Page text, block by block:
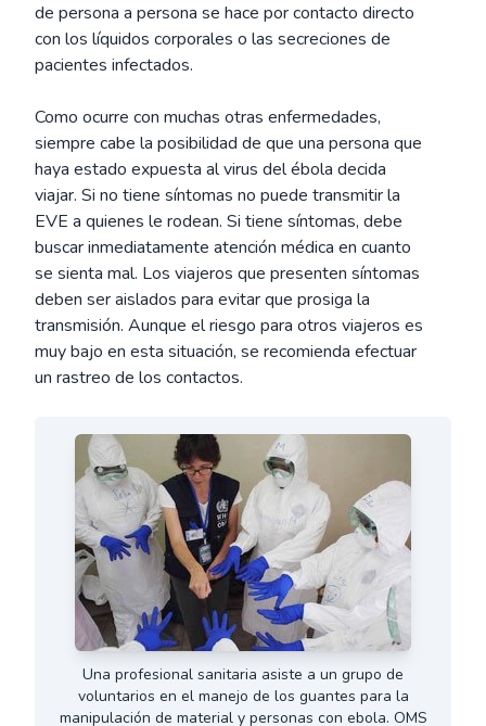
de persona a persona se hace por contacto directo
con los líquidos corporales o las secreciones de
pacientes infectados.
Como ocurre con muchas otras enfermedades,
siempre cabe la posibilidad de que una persona que
haya estado expuesta al virus del ébola decida
viajar. Si no tiene síntomas no puede transmitir la
EVE a quienes le rodean. Si tiene síntomas, debe
buscar inmediatamente atención médica en cuanto
se sienta mal. Los viajeros que presenten síntomas
deben ser aislados para evitar que prosiga la
transmisión. Aunque el riesgo para otros viajeros es
muy bajo en esta situación, se recomienda efectuar
un rastreo de los contactos.
Una profesional sanitaria asiste a un grupo de
voluntarios en el manejo de los guantes para la
manipulación de material y personas con ebola. OMS